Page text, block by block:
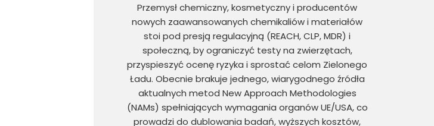
Przemysł chemiczny, kosmetyczny i producentów
nowych zaawansowanych chemikaliów i materiałów
stoi pod presją regulacyjną (REACH, CLP, MDR) i
społeczną, by ograniczyć testy na zwierzętach,
przyspieszyć ocenę ryzyka i sprostać celom Zielonego
Ładu. Obecnie brakuje jednego, wiarygodnego źródła
aktualnych metod New Approach Methodologies
(NAMs) spełniających wymagania organów UE/USA, co
prowadzi do dublowania badań, wyższych kosztów,